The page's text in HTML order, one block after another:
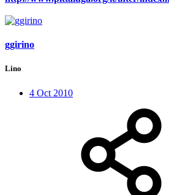
ggirino
Lino
4 Oct 2010